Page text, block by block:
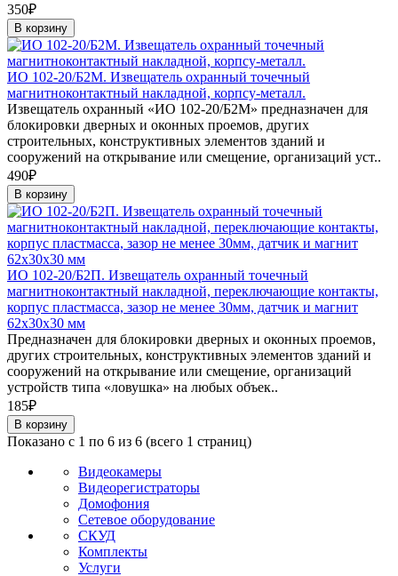
350₽
В корзину
ИО 102-20/Б2М. Извещатель охранный точечный
магнитноконтактный накладной, корпсу-металл.
Извещатель охранный «ИО 102-20/Б2М» предназначен для
блокировки дверных и оконных проемов, других
строительных, конструктивных элементов зданий и
сооружений на открывание или смещение, организаций уст..
490₽
В корзину
ИО 102-20/Б2П. Извещатель охранный точечный
магнитноконтактный накладной, переключающие контакты,
корпус пластмасса, зазор не менее 30мм, датчик и магнит
62х30х30 мм
Предназначен для блокировки дверных и оконных проемов,
других строительных, конструктивных элементов зданий и
сооружений на открывание или смещение, организаций
устройств типа «ловушка» на любых объек..
185₽
В корзину
Показано с 1 по 6 из 6 (всего 1 страниц)
Видеокамеры
Видеорегистраторы
Домофония
Сетевое оборудование
СКУД
Комплекты
Услуги